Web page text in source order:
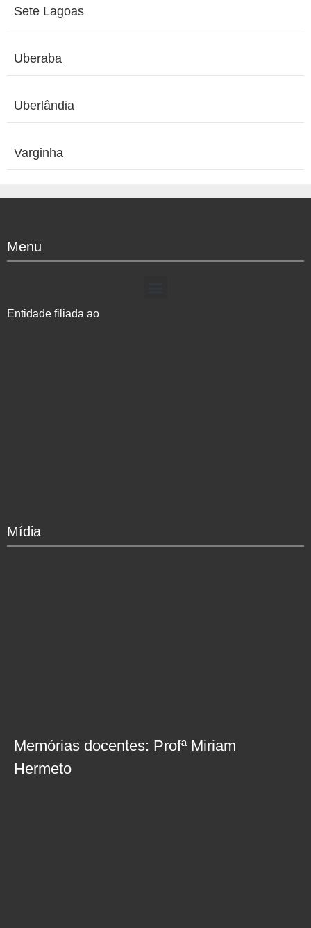
Sete Lagoas
Uberaba
Uberlândia
Varginha
Menu
Entidade filiada ao
Mídia
Memórias docentes: Profª Miriam
Hermeto